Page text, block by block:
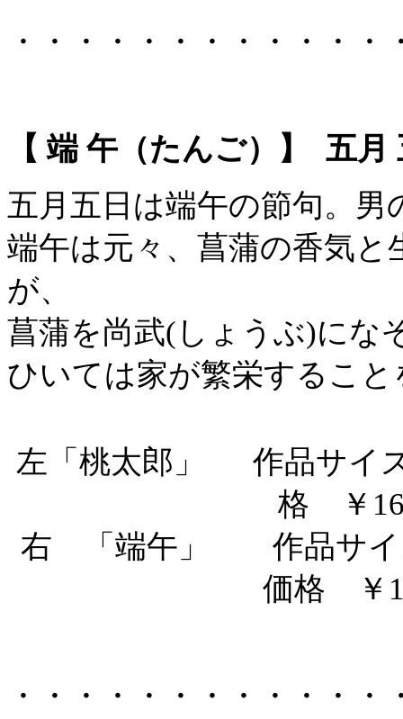
・・・・・・・・・・・
【 端 午（たんご）】 五月
五月五日は端午の節句。
端午は元々、菖蒲の香気
が、
菖蒲を尚武(しょうぶ)にな
ひいては家が繁栄するこ
左「桃太郎」
作品サイ
格 ￥
右 「端午」 作品サイ
価格 ￥
・・・・・・・・・・・